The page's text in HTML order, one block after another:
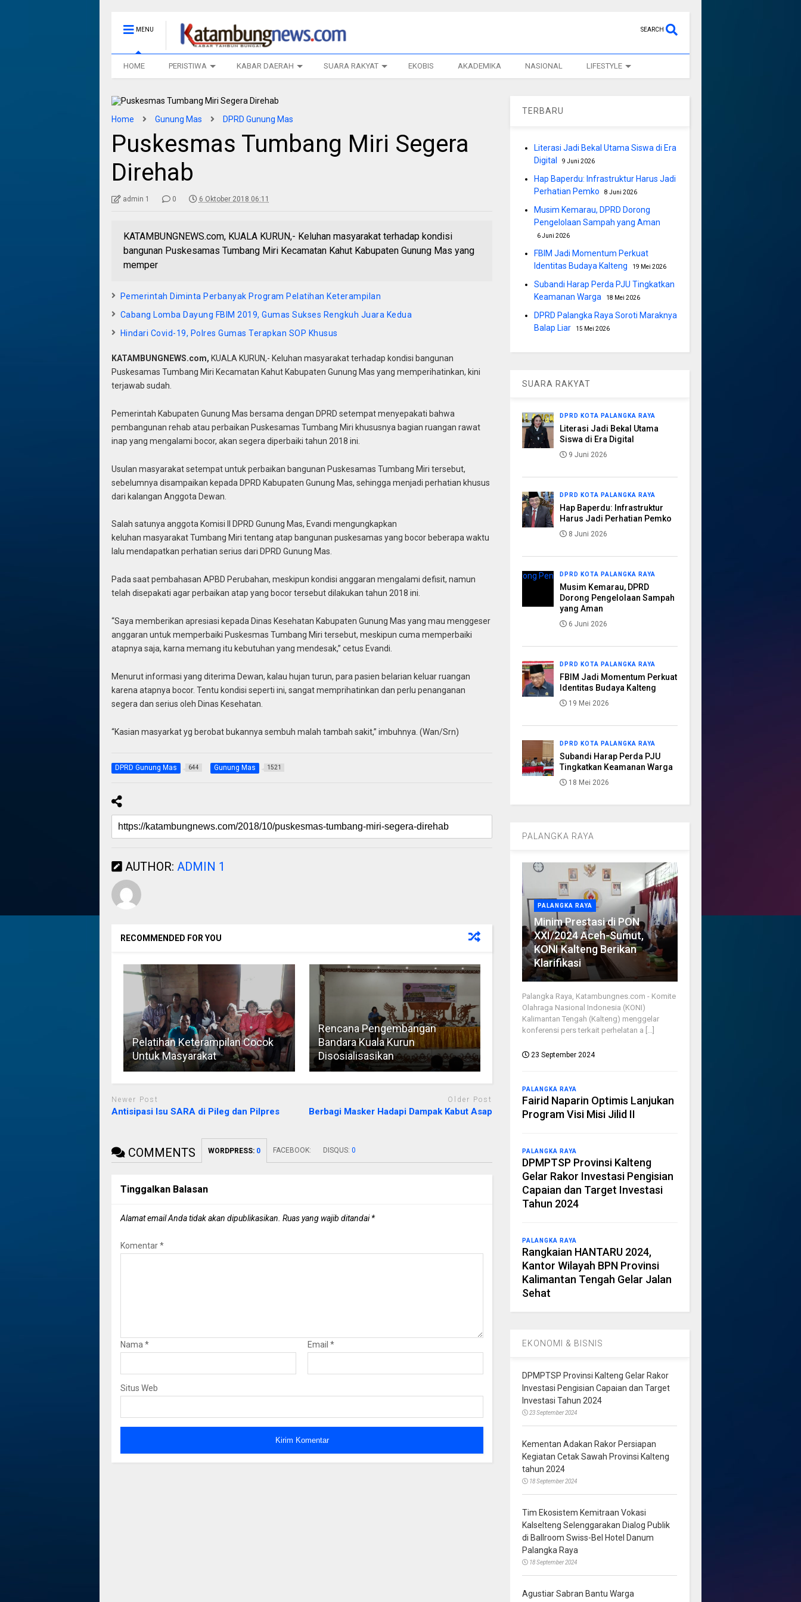
MENU SEARCH
HOME PERISTIWA KABAR DAERAH SUARA RAKYAT EKOBIS AKADEMIKA NASIONAL LIFESTYLE
Home Gunung Mas DPRD Gunung Mas
Puskesmas Tumbang Miri Segera
Direhab
admin 1 0 6 Oktober 2018 06:11
KATAMBUNGNEWS.com, KUALA KURUN,- Keluhan masyarakat terhadap kondisi
bangunan Puskesamas Tumbang Miri Kecamatan Kahut Kabupaten Gunung Mas yang
memper
Pemerintah Diminta Perbanyak Program Pelatihan Keterampilan
Cabang Lomba Dayung FBIM 2019, Gumas Sukses Rengkuh Juara Kedua
Hindari Covid-19, Polres Gumas Terapkan SOP Khusus
KATAMBUNGNEWS.com, KUALA KURUN,- Keluhan masyarakat terhadap kondisi bangunan
Puskesamas Tumbang Miri Kecamatan Kahut Kabupaten Gunung Mas yang memperihatinkan, kini
terjawab sudah.
Pemerintah Kabupaten Gunung Mas bersama dengan DPRD setempat menyepakati bahwa
pembangunan rehab atau perbaikan Puskesamas Tumbang Miri khususnya bagian ruangan rawat
inap yang mengalami bocor, akan segera diperbaiki tahun 2018 ini.
Usulan masyarakat setempat untuk perbaikan bangunan Puskesamas Tumbang Miri tersebut,
sebelumnya disampaikan kepada DPRD Kabupaten Gunung Mas, sehingga menjadi perhatian khusus
dari kalangan Anggota Dewan.
Salah satunya anggota Komisi II DPRD Gunung Mas, Evandi mengungkapkan
keluhan masyarakat Tumbang Miri tentang atap bangunan puskesamas yang bocor beberapa waktu
lalu mendapatkan perhatian serius dari DPRD Gunung Mas.
Pada saat pembahasan APBD Perubahan, meskipun kondisi anggaran mengalami defisit, namun
telah disepakati agar perbaikan atap yang bocor tersebut dilakukan tahun 2018 ini.
“Saya memberikan apresiasi kepada Dinas Kesehatan Kabupaten Gunung Mas yang mau menggeser
anggaran untuk memperbaiki Puskesmas Tumbang Miri tersebut, meskipun cuma memperbaiki
atapnya saja, karna memang itu kebutuhan yang mendesak,” cetus Evandi.
Menurut informasi yang diterima Dewan, kalau hujan turun, para pasien belarian keluar ruangan
karena atapnya bocor. Tentu kondisi seperti ini, sangat memprihatinkan dan perlu penanganan
segera dan serius oleh Dinas Kesehatan.
“Kasian masyarkat yg berobat bukannya sembuh malah tambah sakit,” imbuhnya. (Wan/Srn)
DPRD Gunung Mas 644 Gunung Mas 1521
AUTHOR: ADMIN 1
RECOMMENDED FOR YOU
Pelatihan Keterampilan Cocok
Untuk Masyarakat
Rencana Pengembangan
Bandara Kuala Kurun
Disosialisasikan
Newer Post
Antisipasi Isu SARA di Pileg dan Pilpres
Older Post
Berbagi Masker Hadapi Dampak Kabut Asap
COMMENTS WORDPRESS: 0 FACEBOOK: DISQUS: 0
Tinggalkan Balasan
Alamat email Anda tidak akan dipublikasikan. Ruas yang wajib ditandai*
Komentar*
Nama * Email *
Situs Web
TERBARU
Literasi Jadi Bekal Utama Siswa di Era
Digital
9 Juni 2026
Hap Baperdu: Infrastruktur Harus Jadi
Perhatian Pemko
8 Juni 2026
Musim Kemarau, DPRD Dorong
Pengelolaan Sampah yang Aman
6 Juni 2026
FBIM Jadi Momentum Perkuat
Identitas Budaya Kalteng
19 Mei 2026
Subandi Harap Perda PJU Tingkatkan
Keamanan Warga
18 Mei 2026
DPRD Palangka Raya Soroti Maraknya
Balap Liar
15 Mei 2026
SUARA RAKYAT
DPRD KOTA PALANGKA RAYA
Literasi Jadi Bekal Utama
Siswa di Era Digital
9 Juni 2026
DPRD KOTA PALANGKA RAYA
Hap Baperdu: Infrastruktur
Harus Jadi Perhatian Pemko
8 Juni 2026
DPRD KOTA PALANGKA RAYA
Musim Kemarau, DPRD
Dorong Pengelolaan Sampah
yang Aman
6 Juni 2026
DPRD KOTA PALANGKA RAYA
FBIM Jadi Momentum Perkuat
Identitas Budaya Kalteng
19 Mei 2026
DPRD KOTA PALANGKA RAYA
Subandi Harap Perda PJU
Tingkatkan Keamanan Warga
18 Mei 2026
PALANGKA RAYA
PALANGKA RAYA
Minim Prestasi di PON
XXI/2024 Aceh-Sumut,
KONI Kalteng Berikan
Klarifikasi
Palangka Raya, Katambungnes.com - Komite
Olahraga Nasional Indonesia (KONI)
Kalimantan Tengah (Kalteng) menggelar
konferensi pers terkait perhelatan a [...]
23 September 2024
PALANGKA RAYA
Fairid Naparin Optimis Lanjukan
Program Visi Misi Jilid II
PALANGKA RAYA
DPMPTSP Provinsi Kalteng
Gelar Rakor Investasi Pengisian
Capaian dan Target Investasi
Tahun 2024
PALANGKA RAYA
Rangkaian HANTARU 2024,
Kantor Wilayah BPN Provinsi
Kalimantan Tengah Gelar Jalan
Sehat
EKONOMI & BISNIS
DPMPTSP Provinsi Kalteng Gelar Rakor
Investasi Pengisian Capaian dan Target
Investasi Tahun 2024
23 September 2024
Kementan Adakan Rakor Persiapan
Kegiatan Cetak Sawah Provinsi Kalteng
tahun 2024
18 September 2024
Tim Ekosistem Kemitraan Vokasi
Kalselteng Selenggarakan Dialog Publik
di Ballroom Swiss-Bel Hotel Danum
Palangka Raya
18 September 2024
Agustiar Sabran Bantu Warga